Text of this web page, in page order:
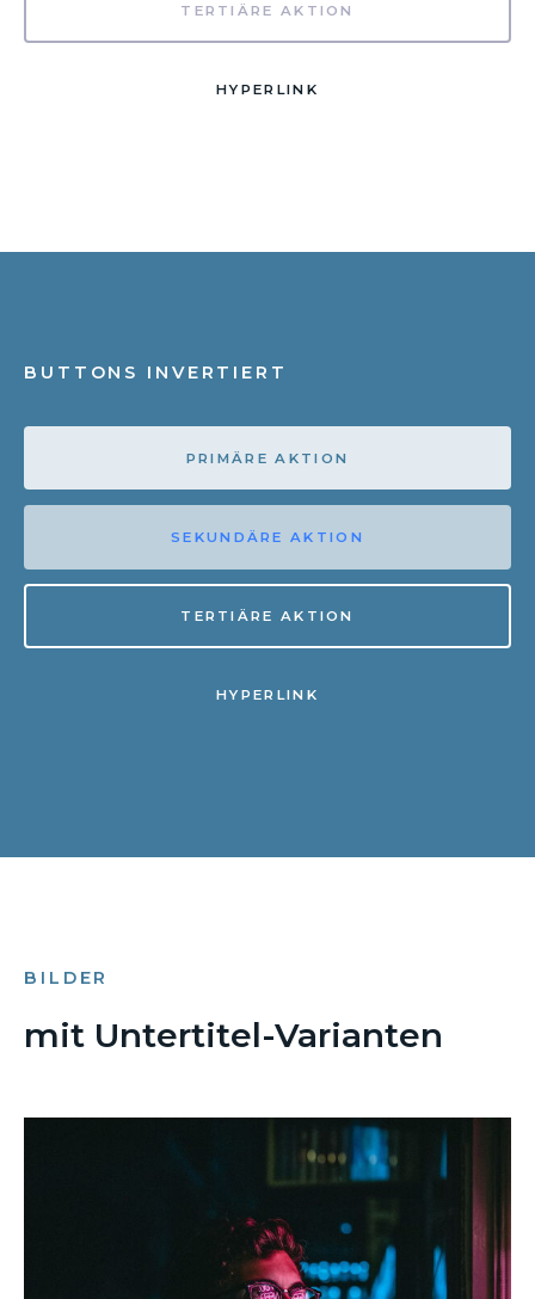
TERTIÄRE AKTION
HYPERLINK
BUTTONS INVERTIERT
PRIMÄRE AKTION
SEKUNDÄRE AKTION
TERTIÄRE AKTION
HYPERLINK
BILDER
mit Untertitel-Varianten